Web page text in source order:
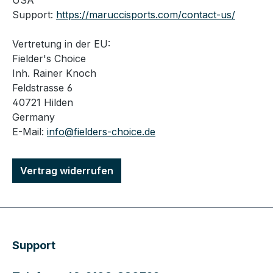
Support: https://maruccisports.com/contact-us/
Vertretung in der EU:
Fielder's Choice
Inh. Rainer Knoch
Feldstrasse 6
40721 Hilden
Germany
E-Mail: info@fielders-choice.de
Vertrag widerrufen
Support